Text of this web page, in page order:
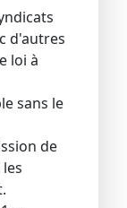
d'autres
loi à
sans le
de